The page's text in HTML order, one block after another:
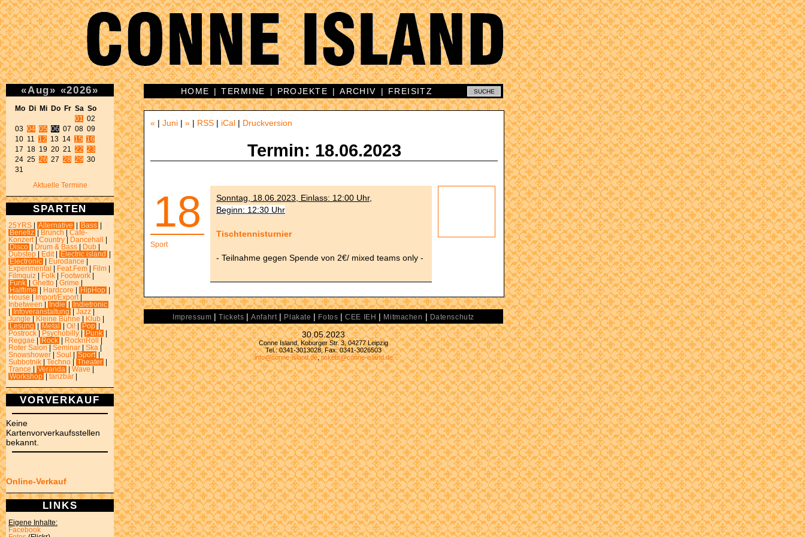
«Aug» «2026»
Mo Di Mi Do Fr Sa So
01
02
03 04 05 06 07 08 09
10 11 12 13 14 15
16
17 18 19 20 21 22 23
24 25 26 27 28 29 30
31
Aktuelle Termine
SPARTEN
25YRS Alternative Bass
Benefiz
Brunch
Café-
Konzert
Country Dancehall
Disco
Drum & Bass Dub
Dubstep
Edit Electric island
Electronic
Eurodance
Experimental
Feat.Fem Film
Filmquiz
Folk Footwork
Funk
Ghetto Grime
Halftime
Hardcore HipHop
House
Import/Export
Inbetween
Indie
Indietronic
Infoveranstaltung Jazz
Jungle
Kleine Bühne Klub
Lesung
Metal Oi! Pop
Postrock
Psychobilly Punk
Reggae
Rock RocknRoll
Roter Salon
Seminar Ska
Snowshower
Soul Sport
Subbotnik
Techno Theater
Trance
Veranda Wave
Workshop
tanzbar
VORVERKAUF
Keine
Kartenvorverkaufsstellen
bekannt.
Online-Verkauf
LINKS
Eigene Inhalte:
Facebook
HOME |TERMINE | PROJEKTE |ARCHIV | FREISITZ
« | Juni | » | RSS | iCal | Druckversion
Termin: 18.06.2023
18
Sport
Sonntag, 18.06.2023, Einlass: 12:00 Uhr,
Beginn: 12:30 Uhr
Tischtennisturnier
- Teilnahme gegen Spende von 2€/ mixed teams only -
Impressum |Tickets |Anfahrt | Plakate | Fotos |CEE IEH | Mitmachen | Datenschutz
30.05.2023
Conne Island, Koburger Str. 3, 04277 Leipzig
Tel.: 0341-3013028, Fax: 0341-3026503
info@conne-island.de,tickets@conne-island.de